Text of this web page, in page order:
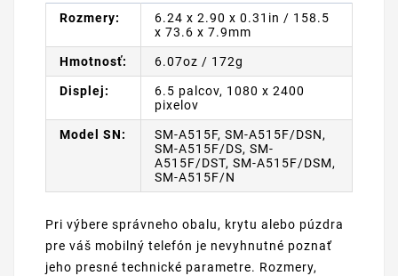
Rozmery:
6.24 x 2.90 x 0.31in / 158.5
x 73.6 x 7.9mm
Hmotnosť: 6.07oz / 172g
Displej:
6.5 palcov, 1080 x 2400
pixelov
Model SN:
SM-A515F, SM-A515F/DSN,
SM-A515F/DS, SM-
A515F/DST, SM-A515F/DSM,
SM-A515F/N
Pri výbere správneho obalu, krytu alebo púzdra
pre váš mobilný telefón je nevyhnutné poznať
jeho presné technické parametre. Rozmery,